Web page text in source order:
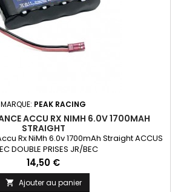
MARQUE: PEAK RACING
ACCU RX NIMH 6.0V 1700MAH
STRAIGHT
Rx NiMh 6.0v 1700mAh Straight ACCUS
DOUBLE PRISES JR/BEC
Prix
14,50 €
 Ajouter au panier